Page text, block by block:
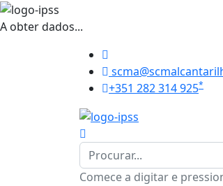
A obter dados...
+351 282 314 925*
Comece a digitar e